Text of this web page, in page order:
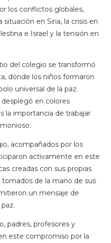
los conflictos globales,
en Siria, la crisis en
e Israel y la tensión en
del colegio se transformó
donde los niños formaron
universal de la paz.
desplegó en colores
la importancia de trabajar
acompañados por los
activamente en este
creadas con sus propias
de la mano de sus
un mensaje de
padres, profesores y
este compromiso por la